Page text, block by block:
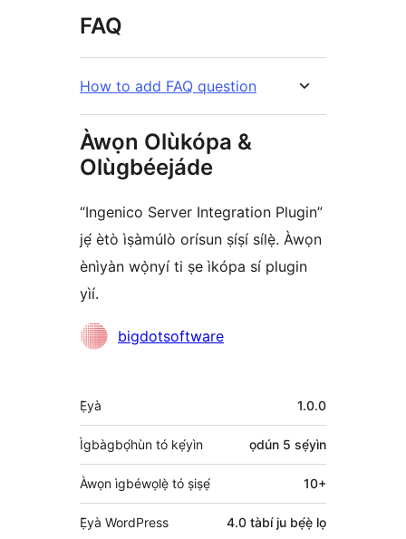
FAQ
How to add FAQ question
Àwọn Olùkópa &
Olùgbéejáde
“Ingenico Server Integration Plugin”
jẹ́ ètò ìṣàmúlò orísun ṣíṣí sílẹ̀. Àwọn
ènìyàn wọ̀nyí ti ṣe ìkópa sí plugin
yìí.
Àwọn bigdotsoftware
Àkójọpọ̀
Meta
Ẹ̀yà 1.0.0
Ìgbàgbọ́hùn tó kẹ́yìn ọdún 5 sẹ́yìn
Àwọn ìgbéwọlẹ̀ tó ṣiṣẹ́ 10+
Ẹ̀yà WordPress 4.0 tàbí ju bẹ́ẹ̀ lọ